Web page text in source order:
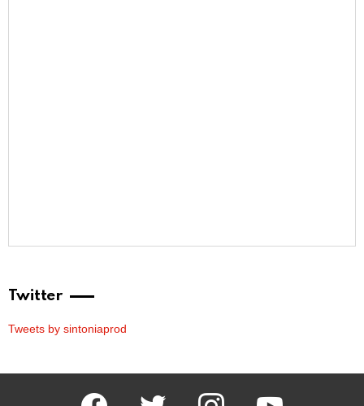
Twitter
Tweets by sintoniaprod
facebook twitter instagram